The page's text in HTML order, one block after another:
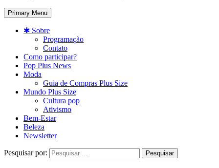
Primary Menu
✱ Sobre
Programação
Contato
Como participar?
Pop Plus News
Moda
Guia de Compras Plus Size
Mundo Plus Size
Cultura pop
Ativismo
Bem-Estar
Beleza
Newsletter
Pesquisar por: